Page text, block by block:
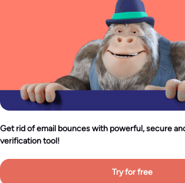
Get rid of email bounces with powerful, secure
verification tool!
Try for free